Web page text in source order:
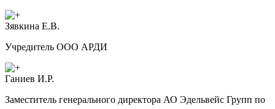
Зявкина Е.В.
Учредитель ООО АРДИ
Ганиев И.Р.
Заместитель генерального директора АО Эдельвейс Групп по